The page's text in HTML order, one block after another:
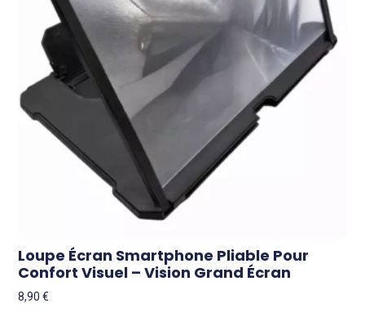
Loupe Écran Smartphone Pliable Pour
Confort Visuel – Vision Grand Écran
8,90€